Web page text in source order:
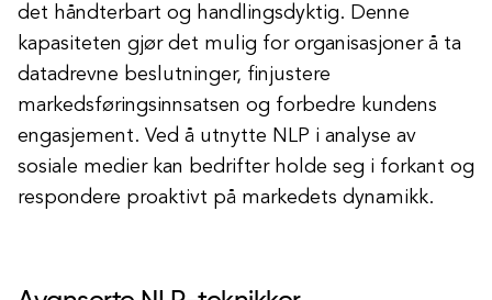
det håndterbart og handlingsdyktig. Denne
kapasiteten gjør det mulig for organisasjoner å ta
datadrevne beslutninger, finjustere
markedsføringsinnsatsen og forbedre kundens
engasjement. Ved å utnytte NLP i analyse av
sosiale medier kan bedrifter holde seg i forkant og
respondere proaktivt på markedets dynamikk.